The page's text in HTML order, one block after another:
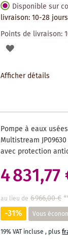
Disponible sur
livraison: 10-28
Points de livraison:
AJOUTER
SOUHAITS
Afficher détails
Pompe à eaux
Multistream JP09630
avec protection
4 831,77
au lieu de 6 966,00 €
-31% Vous
19% VAT incluse, plus